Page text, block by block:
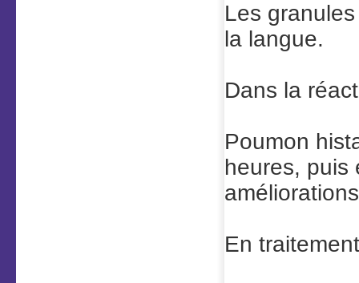
Les
la langue.
Dans la
Poumon
heures, puis
En